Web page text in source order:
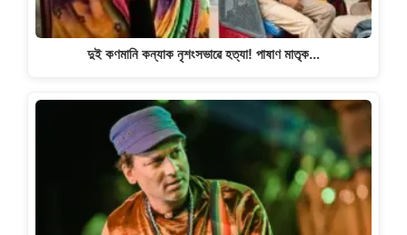
দুই কণমানি কন্যাক নৃশংসভাৱে হত্যা! পাষাণ মাতৃক…